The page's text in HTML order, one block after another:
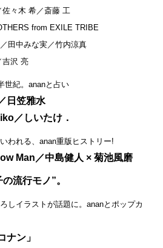
佐々木 希／斎藤 工
from EXILE TRIBE
田中みな実／竹内涼真
吉沢 亮
世紀。ananと占い
日笠雅水
／しいたけ．
われる、anan重版ヒストリー!
Man／中島健人 × 菊池風磨
流行モノ”。
しイラストが話題に。ananとポップカ
ナン」